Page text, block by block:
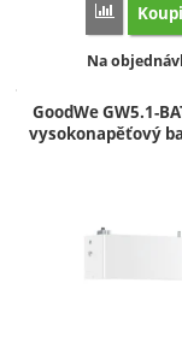
Přidat
Dostupnost:
Na
GoodWe GW5.1-
vysokonapěťový